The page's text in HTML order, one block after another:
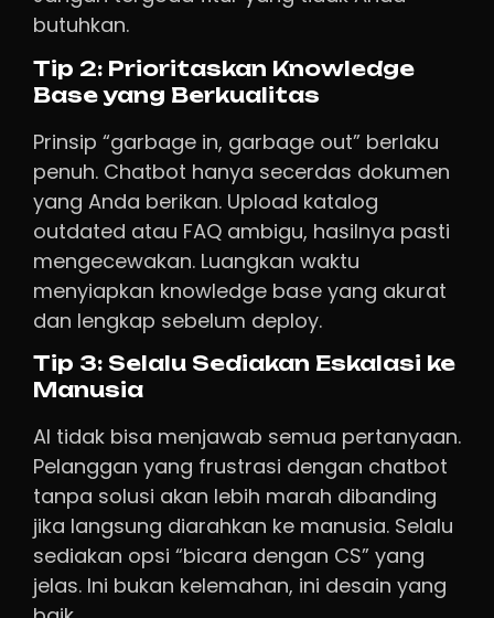
butuhkan.
Tip 2: Prioritaskan Knowledge
Base yang Berkualitas
Prinsip “garbage in, garbage out” berlaku
penuh. Chatbot hanya secerdas dokumen
yang Anda berikan. Upload katalog
outdated atau FAQ ambigu, hasilnya pasti
mengecewakan. Luangkan waktu
menyiapkan knowledge base yang akurat
dan lengkap sebelum deploy.
Tip 3: Selalu Sediakan Eskalasi ke
Manusia
AI tidak bisa menjawab semua pertanyaan.
Pelanggan yang frustrasi dengan chatbot
tanpa solusi akan lebih marah dibanding
jika langsung diarahkan ke manusia. Selalu
sediakan opsi “bicara dengan CS” yang
jelas. Ini bukan kelemahan, ini desain yang